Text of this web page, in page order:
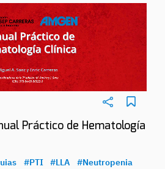
Práctico de Hematología
#PTI #LLA
#Neutropenia